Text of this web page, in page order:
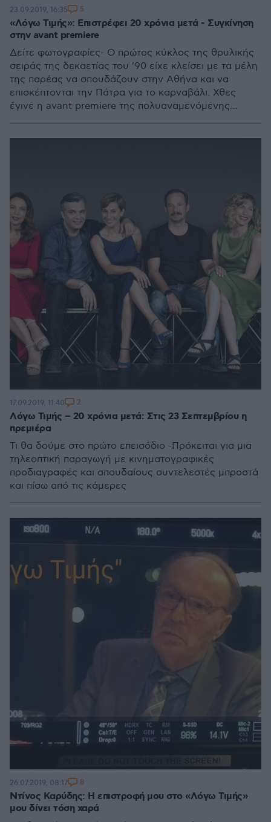
«Λόγω Τιμής»: Επιστρέφει 20 χρόνια μετά - Συγκίνηση
στην avant premiere
Δείτε φωτογραφίες- Ο πρώτος κύκλος της θρυλικής
σειράς της δεκαετίας του '90 είχε κλείσει με τα μέλη
της παρέας να σπουδάζουν στην Αθήνα και να
επισκέπτονται την Πάτρα για το καρναβάλι. Χθες
έγινε η avant premiere της πολυαναμενόμενης
23.09.2019, 16:35 5
Λόγω Τιμής – 20 χρόνια μετά: Στις 23 Σεπτεμβρίου η
πρεμιέρα
Τι θα δούμε στο πρώτο επεισόδιο -Πρόκειται για μια
τηλεοπτική παραγωγή με κινηματογραφικές
προδιαγραφές και σπουδαίους συντελεστές μπροστά
και πίσω από τις κάμερες
17.09.2019, 11:40 2
Ντίνος Καρύδης: Η επιστροφή μου στο «Λόγω Τιμής»
μου δίνει τόση χαρά
26.07.2019, 08:17 8